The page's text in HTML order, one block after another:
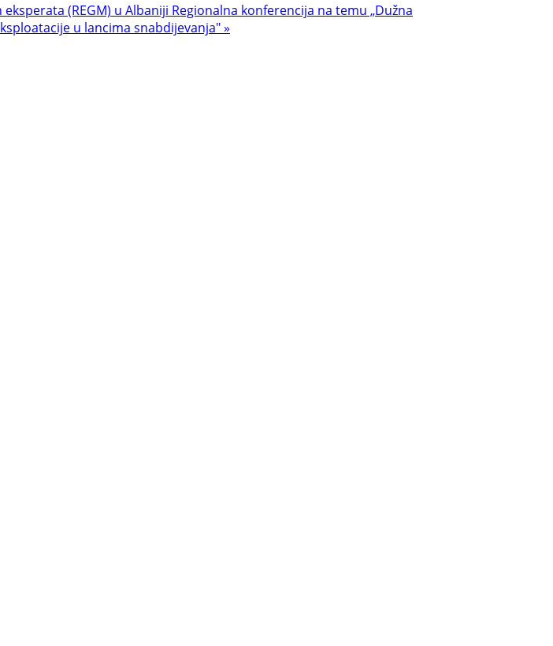
(REGM) u Albaniji Regionalna konferencija na temu „Dužna
u lancima snabdijevanja" »